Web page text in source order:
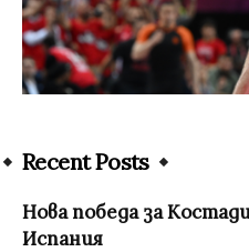
Recent Posts
Нова победа за
Испания